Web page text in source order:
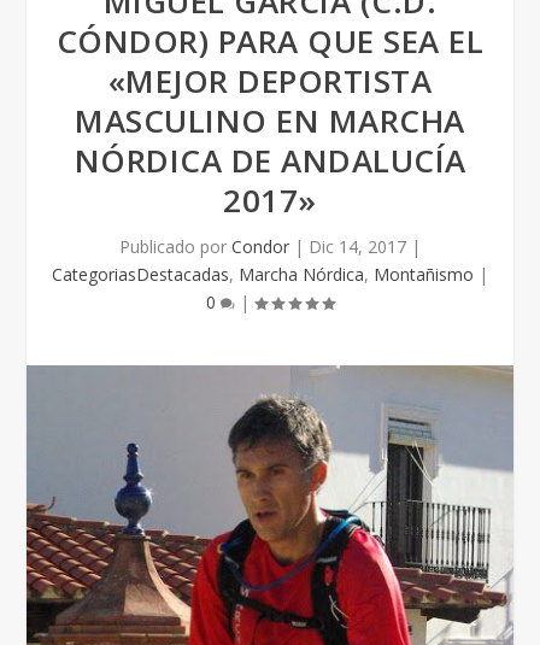
CÓNDOR) PARA QUE SEA EL
«MEJOR DEPORTISTA
MASCULINO EN MARCHA
NÓRDICA DE ANDALUCÍA
2017»
Publicado por Condor | Dic 14, 2017 |
CategoriasDestacadas, Marcha Nórdica, Montañismo |
0
|